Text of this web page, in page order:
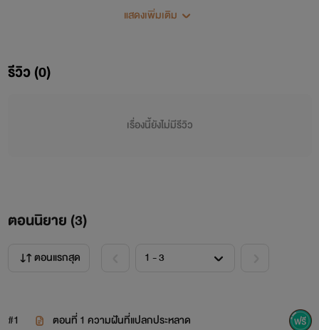
ไหนจะเกิดเหตุการณ์บางอย่างในความฝันที่ก่อให้เกิดเรื่อง
ขบวนเดินทางที่มีเป้าหมายเป็นอะไรสักอย่าง อันประกอบด้วย
แสดงเพิ่มเติม
รีวิว (0)
เรื่องนี้ยังไม่มีรีวิว
ตอนนิยาย (3)
ตอนแรกสุด
#1 ตอนที่ 1 ความฝันที่แปลกประหลาด